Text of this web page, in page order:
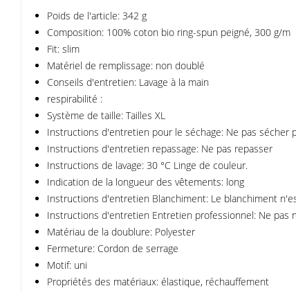
Poids de l'article: 342 g
Composition: 100% coton bio ring-spun peigné, 300 g/m
Fit: slim
Matériel de remplissage: non doublé
Conseils d'entretien: Lavage à la main
respirabilité :
Système de taille: Tailles XL
Instructions d'entretien pour le séchage: Ne pas sécher
Instructions d'entretien repassage: Ne pas repasser
Instructions de lavage: 30 °C Linge de couleur.
Indication de la longueur des vêtements: long
Instructions d'entretien Blanchiment: Le blanchiment
Instructions d'entretien Entretien professionnel: Ne pas
Matériau de la doublure: Polyester
Fermeture: Cordon de serrage
Motif: uni
Propriétés des matériaux: élastique, réchauffement